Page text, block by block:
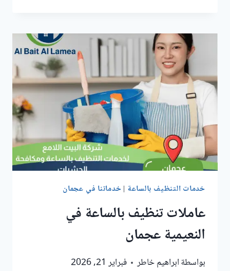
في
الروضة
عجمان
خدمات التنظيف بالساعة |خدماتنا في عجمان
عاملات تنظيف بالساعة في
النعيمية عجمان
بواسطةابراهيم خاطر فبراير 21, 2026